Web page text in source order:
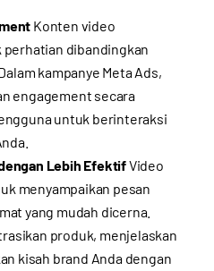
Konten video
dibandingkan
kampanye Meta Ads,
engagement secara
untuk berinteraksi
Lebih EfektifVideo
menyampaikan pesan
yang mudah dicerna.
produk, menjelaskan
kisah brand Anda dengan